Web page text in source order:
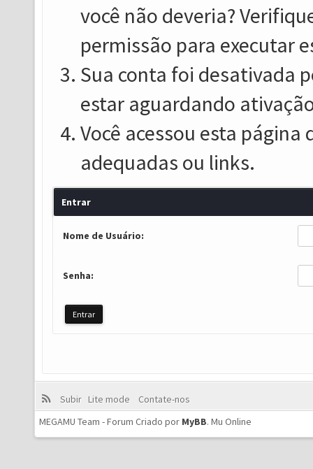
você não deveria?
permissão para executar
Sua conta foi desativada
estar aguardando
Você acessou esta
adequadas ou links.
Entrar
Nome de Usuário:
Senha:
Subir Lite mode
Contate-nos
MEGAMU Team - Forum Criado por MyBB. Mu Online